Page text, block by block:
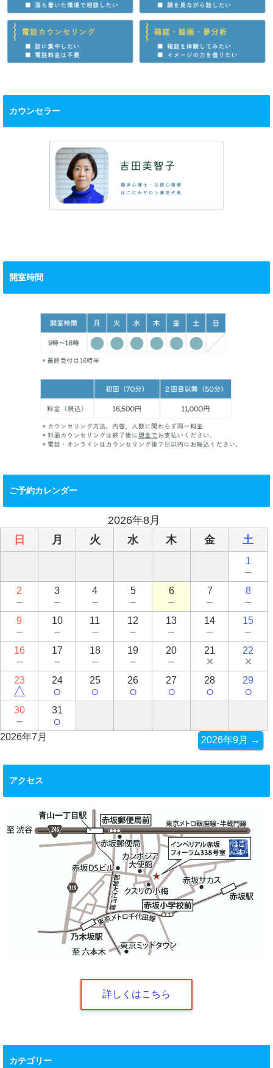
カウンセラー
開室時間
ご予約カレンダー
2026年8月
日
月 火 水 木 金 土
1
－
2
－
3
－
4
－
5
－
6
－
7
－
8
－
9
－
10
－
11
－
12
－
13
－
14
－
15
－
16
－
17
－
18
－
19
－
20
－
21
×
22
×
23
△
24
○
25
○
26
○
27
○
28
○
29
○
30
－
31
○
2026年7月 2026年9月 →
アクセス
詳しくはこちら
カテゴリー